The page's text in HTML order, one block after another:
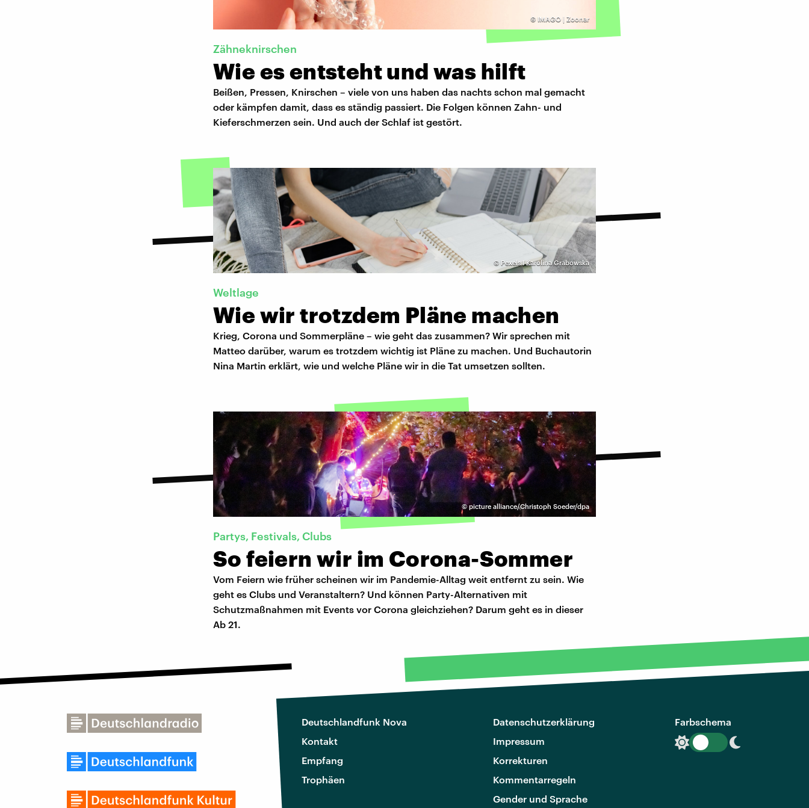
© IMAGO | Zoonar
Zähneknirschen
Wie es entsteht und was hilft
Beißen, Pressen, Knirschen – viele von uns haben das nachts schon mal gemacht
oder kämpfen damit, dass es ständig passiert. Die Folgen können Zahn- und
Kieferschmerzen sein. Und auch der Schlaf ist gestört.
© Pexels I Karolina Grabowska
Weltlage
Wie wir trotzdem Pläne machen
Krieg, Corona und Sommerpläne – wie geht das zusammen? Wir sprechen mit
Matteo darüber, warum es trotzdem wichtig ist Pläne zu machen. Und Buchautorin
Nina Martin erklärt, wie und welche Pläne wir in die Tat umsetzen sollten.
©picture alliance/Christoph Soeder/dpa
Partys, Festivals, Clubs
So feiern wir im Corona-Sommer
Vom Feiern wie früher scheinen wir im Pandemie-Alltag weit entfernt zu sein. Wie
geht es Clubs und Veranstaltern? Und können Party-Alternativen mit
Schutzmaßnahmen mit Events vor Corona gleichziehen? Darum geht es in dieser
Ab 21.
Deutschlandfunk Nova
Kontakt
Empfang
Trophäen
Datenschutzerklärung
Impressum
Korrekturen
Kommentarregeln
Gender und Sprache
Farbschema